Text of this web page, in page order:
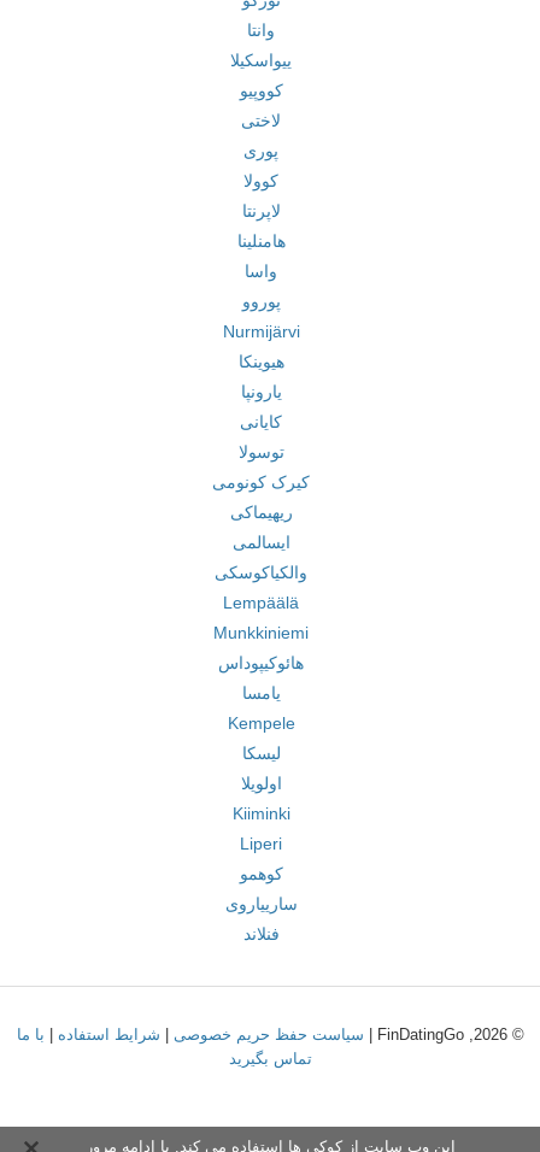
وانتا
ییواسکیلا
کووپیو
لاختی
پوری
کوولا
لاپرنتا
هامنلینا
واسا
پوروو
Nurmijärvi
هیوینکا
یارونپا
کایانی
توسولا
کیرک کونومی
ریهیماکی
ایسالمی
والکیاکوسکی
Lempäälä
Munkkiniemi
هائوکیپوداس
یامسا
Kempele
لیسکا
اولویلا
Kiiminki
Liperi
کوهمو
سارییاروی
فنلاند
© 2026, FinDatingGo | سیاست حفظ حریم خصوصی شرایط استفاده
با ما
تماس بگیرید
این وب سایت از کوکی ها استفاده می کند. با ادامه مرور